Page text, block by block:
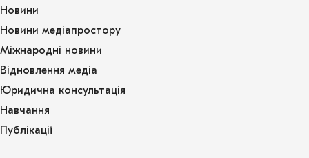
Новини
Новини медіапростору
Міжнародні новини
Відновлення медіа
Юридична консультація
Навчання
Публікації